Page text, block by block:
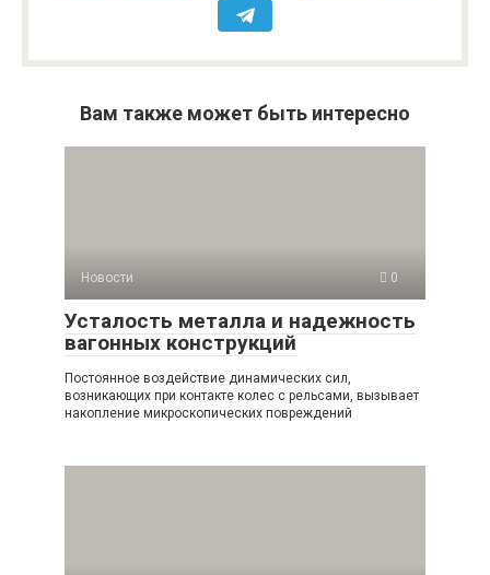
Вам также может быть интересно
Новости 0
Усталость металла и надежность
вагонных конструкций
Постоянное воздействие динамических сил,
возникающих при контакте колес с рельсами, вызывает
накопление микроскопических повреждений